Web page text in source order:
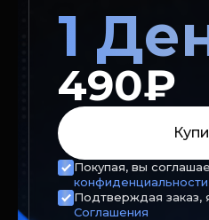
1
490₽
Покупая, вы
конфиденциальности
Подтверждая заказ,
Соглашения